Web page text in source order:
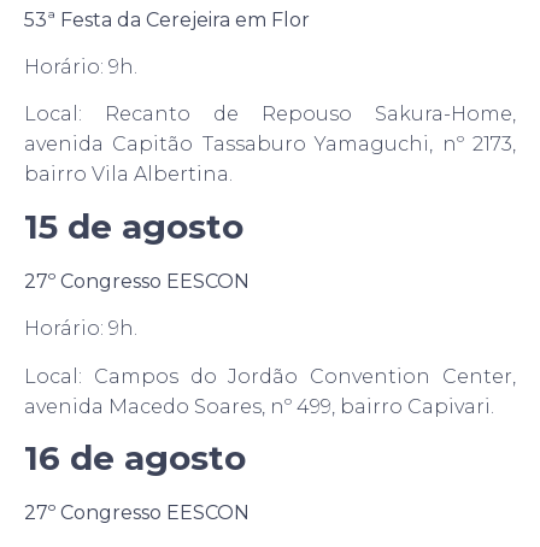
53ª Festa da Cerejeira em Flor
Horário: 9h.
Local: Recanto de Repouso Sakura-Home,
avenida Capitão Tassaburo Yamaguchi, nº 2173,
bairro Vila Albertina.
15 de agosto
27º Congresso EESCON
Horário: 9h.
Local: Campos do Jordão Convention Center,
avenida Macedo Soares, nº 499, bairro Capivari.
16 de agosto
27º Congresso EESCON